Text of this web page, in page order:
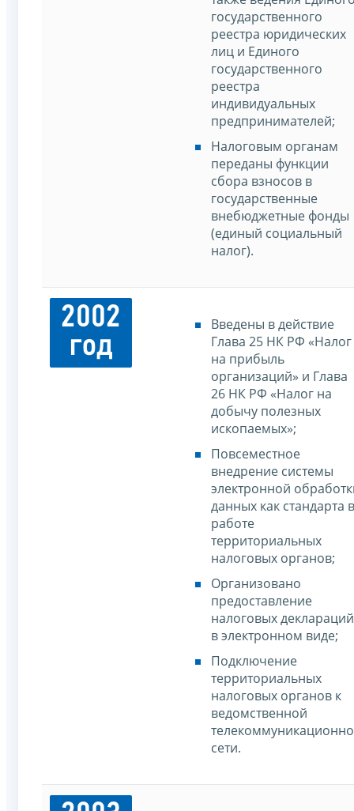
государственного
реестра юридических
лиц и Единого
государственного
реестра
индивидуальных
предпринимателей;
Налоговым органам
переданы функции
сбора взносов в
государственные
внебюджетные фонды
(единый социальный
налог).
2002
год
Введены в действие
Глава 25 НК РФ «Налог
на прибыль
организаций» и Глава
26 НК РФ «Налог на
добычу полезных
ископаемых»;
Повсеместное
внедрение системы
электронной
данных как стандарта в
работе
территориальных
налоговых органов;
Организовано
предоставление
налоговых деклараций
в электронном виде;
Подключение
территориальных
налоговых органов к
ведомственной
сети.